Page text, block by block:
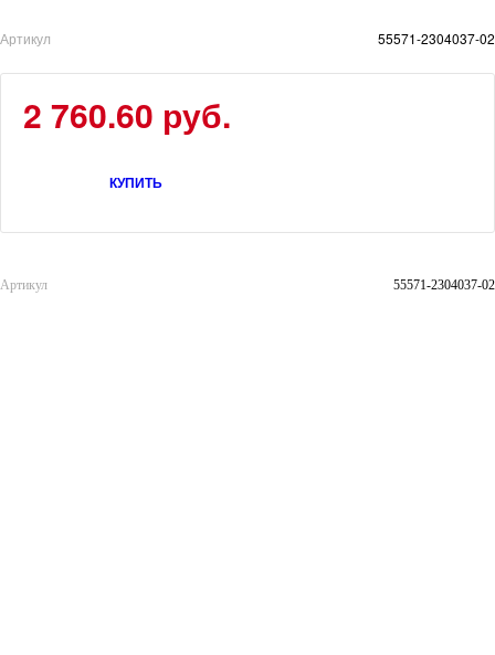
Артикул 55571-2304037-02
2 760.60 руб.
КУПИТЬ
Артикул 55571-2304037-02